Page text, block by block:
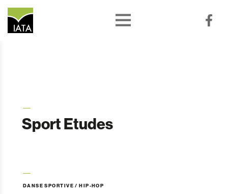
Sport Etudes
DANSE SPORTIVE / HIP-HOP